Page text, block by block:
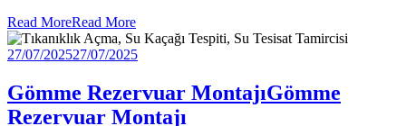
Read MoreRead More
27/07/202527/07/2025
Gömme Rezervuar MontajıGömme
Rezervuar Montajı